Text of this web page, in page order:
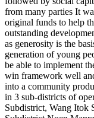
from many parties It
original funds to help
outstanding
as generosity is the
generation of young
be able to implement
win framework well
into a community
in 3 sub-districts of
Subdistrict, Wang Itok